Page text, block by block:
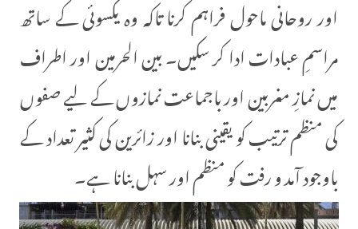
اور روحانی ماحول فراہم کرنا تاکہ وہ یکسوئی کے ساتھ
مراسمِ عبادات ادا کر سکیں۔ بین الحرمین اور اطراف
میں نمازِ مغربین اور باجماعت نمازوں کے لیے صفوں
کی منظم ترتیب کو یقینی بنانا اور زائرین کی کثیر تعداد کے
باوجود آمد و رفت کو منظم اور سہل بنانا ہے۔